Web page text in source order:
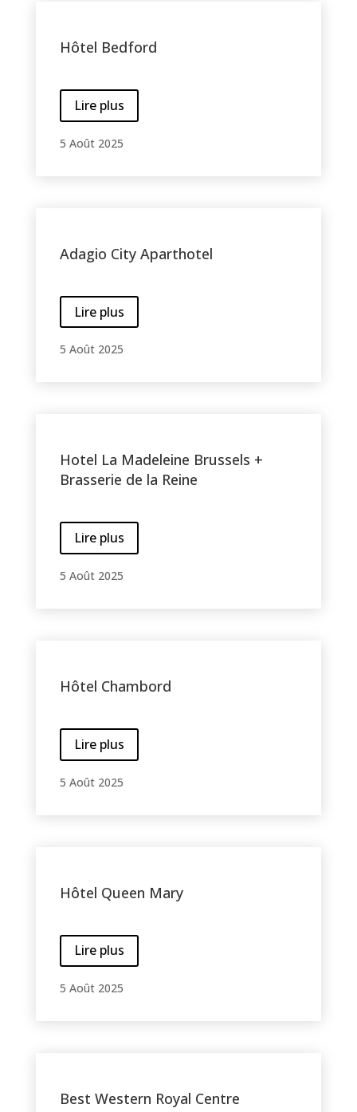
Hôtel Bedford
Lire plus
5 Août 2025
Adagio City Aparthotel
Lire plus
5 Août 2025
Hotel La Madeleine Brussels +
Brasserie de la Reine
Lire plus
5 Août 2025
Hôtel Chambord
Lire plus
5 Août 2025
Hôtel Queen Mary
Lire plus
5 Août 2025
Best Western Royal Centre